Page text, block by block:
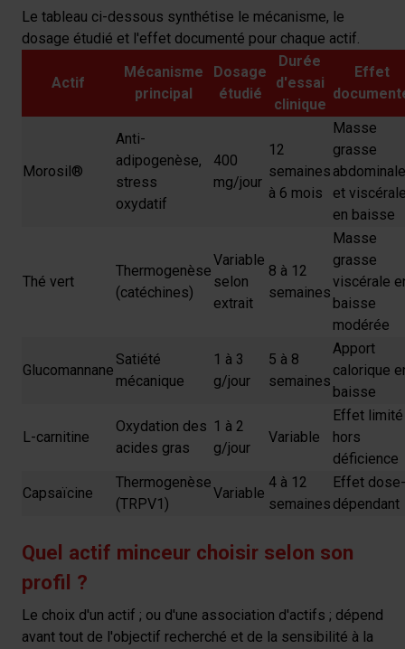
Le tableau ci-dessous synthétise le mécanisme, le
dosage étudié et l'effet documenté pour chaque actif.
Actif
Mécanisme
principal
Dosage
étudié
Durée
d'essai
clinique
Effet
Morosil®
Anti-
adipogenèse,
stress
oxydatif
400
mg/jour
12
semaines
à 6 mois
Masse
grasse
abdominale
et
en baisse
Thé vert
Thermogenèse
(catéchines)
Variable
selon
extrait
8 à 12
semaines
Masse
grasse
viscérale
baisse
modérée
Glucomannane
Satiété
mécanique
1 à 3
g/jour
5 à 8
semaines
Apport
calorique
baisse
L-carnitine
Oxydation des
acides gras
1 à 2
g/jour
Variable
Effet limité
hors
déficience
Capsaïcine
Thermogenèse
(TRPV1)
Variable
4 à 12
semaines
Effet dose-
dépendant
Quel actif minceur choisir selon son
profil ?
Le choix d'un actif ; ou d'une association d'actifs ; dépend
avant tout de l'objectif recherché et de la sensibilité à la